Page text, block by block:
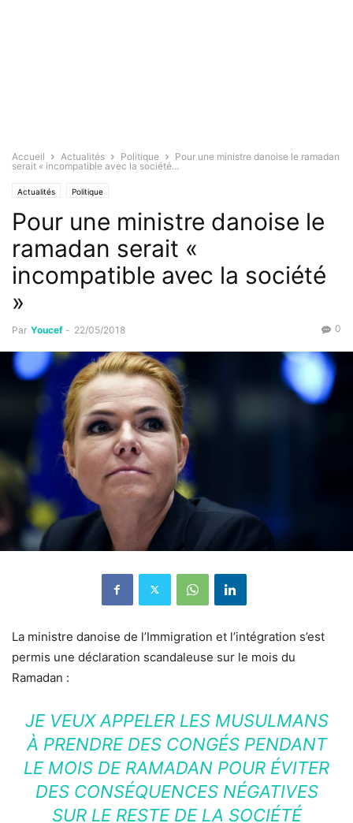
Accueil Actualités Politique
Pour une ministre danoise le ramadan
serait « incompatible avec la société...
Actualités Politique
Pour une ministre danoise le
ramadan serait «
incompatible avec la société
»
Par Youcef - 22/05/2018 0
La ministre danoise de l’Immigration et l’intégration s’est
permis une déclaration scandaleuse sur le mois du
Ramadan :
JE VEUX APPELER LES MUSULMANS
À PRENDRE DES CONGÉS PENDANT
LE MOIS DE RAMADAN POUR ÉVITER
DES CONSÉQUENCES NÉGATIVES
SUR LE RESTE DE LA SOCIÉTÉ